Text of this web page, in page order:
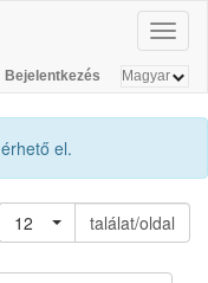
Bejelentkezés
érhető el.
12
találat/oldal